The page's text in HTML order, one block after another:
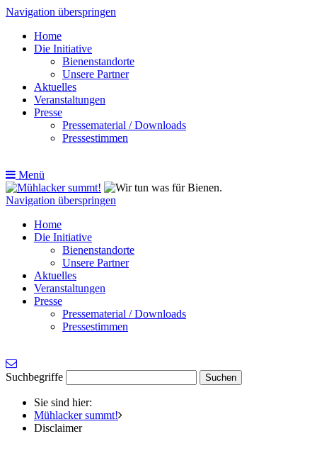
Navigation überspringen
Home
Die Initiative
Bienenstandorte
Unsere Partner
Aktuelles
Veranstaltungen
Presse
Pressematerial / Downloads
Pressestimmen
Menü
Navigation überspringen
Home
Die Initiative
Bienenstandorte
Unsere Partner
Aktuelles
Veranstaltungen
Presse
Pressematerial / Downloads
Pressestimmen
Suchbegriffe
Sie sind hier:
Mühlacker summt!
Disclaimer